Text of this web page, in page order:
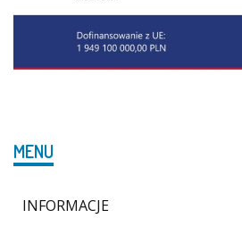
MENU
INFORMACJE